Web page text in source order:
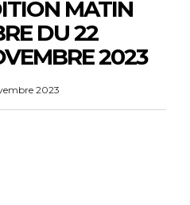
MATIN
DU 22
2023
2023